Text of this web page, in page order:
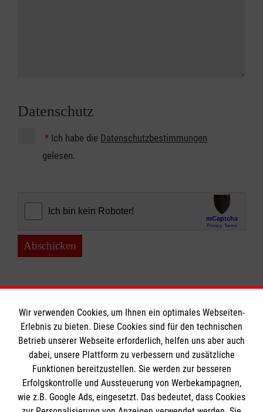
Datenschutz
* Ich habe die Datenschutzbestimmungen
gelesen.
Abschicken
Informationen
Impressum
Datenschutz
Die Malteser
Wir verwenden Cookies, um Ihnen ein optimales Webseiten-
Erlebnis zu bieten. Diese Cookies sind für den technischen
Betrieb unserer Webseite erforderlich, helfen uns aber auch
dabei, unsere Plattform zu verbessern und zusätzliche
Funktionen bereitzustellen. Sie werden zur besseren
Erfolgskontrolle und Aussteuerung von Werbekampagnen,
wie z.B. Google Ads, eingesetzt. Das bedeutet, dass Cookies